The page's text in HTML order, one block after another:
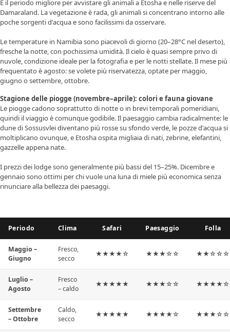
È il periodo migliore per avvistare gli animali a Etosha e nelle riserve del
Damaraland. La vegetazione è rada, gli animali si concentrano intorno alle
poche sorgenti d'acqua e sono facilissimi da osservare.
Letemperature in Namibiasono piacevoli di giorno (20–28°C nel deserto),
fresche la notte, con pochissima umidità. Il cielo è quasi sempre privo di
nuvole, condizione ideale per la fotografia e per le notti stellate. Il mese più
frequentato è agosto: se volete più riservatezza, optate per maggio,
giugno o settembre, ottobre.
Stagione delle piogge (novembre–aprile): colori e fauna giovane
Le piogge cadono soprattutto di notte o in brevi temporali pomeridiani,
quindi il viaggio è comunque godibile. Il paesaggio cambia radicalmente: le
dune di Sossusvlei diventano più rosse su sfondo verde, le pozze d'acqua si
moltiplicano ovunque, e Etosha ospita migliaia di nati, zebrine, elefantini,
gazzelle appena nate.
I prezzi dei lodge sono generalmente più bassi del 15–25%. Dicembre e
gennaio sono ottimi per chi vuole una luna di miele più economica senza
rinunciare alla bellezza dei paesaggi.
Periodo Clima Safari Paesaggio Folla
Maggio –
Giugno
Fresco,
secco
★★★★☆ ★★★☆☆ ★★☆☆☆
Luglio –
Agosto
Fresco
– caldo
★★★★★ ★★★☆☆ ★★★★☆
Settembre
– Ottobre
Caldo,
secco
★★★★★ ★★★★☆ ★★★☆☆